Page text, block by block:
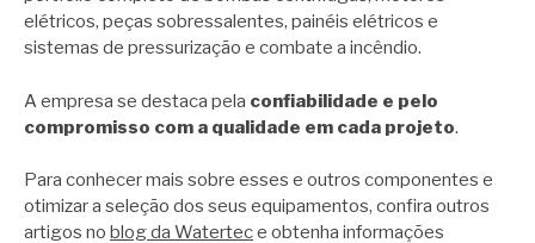
elétricos, peças sobressalentes, painéis elétricos e
sistemas de pressurização e combate a incêndio.
A empresa se destaca pela confiabilidade e pelo
compromisso com a qualidade em cada projeto.
Para conhecer mais sobre esses e outros componentes e
otimizar a seleção dos seus equipamentos, confira outros
artigos no blog da Watertece obtenha informações